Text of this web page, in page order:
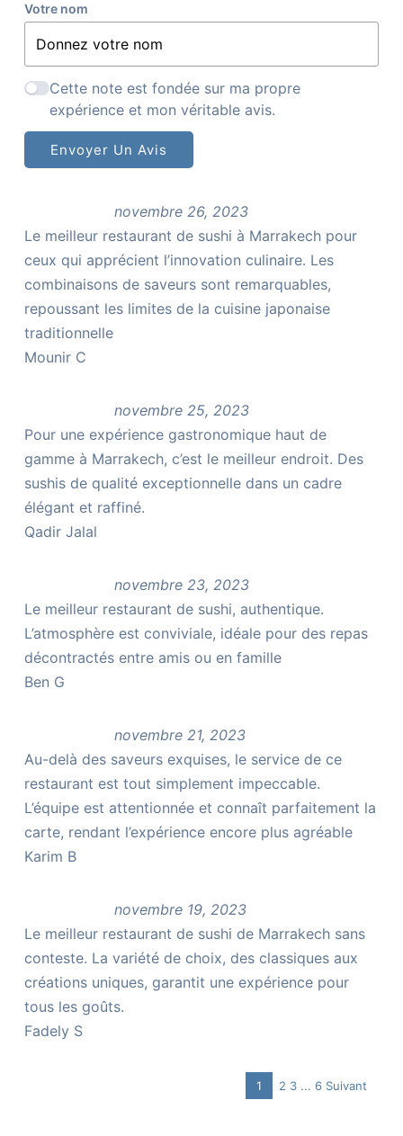
Votre nom
Cette note est fondée sur ma propre
expérience et mon véritable avis.
Envoyer Un Avis
novembre 26, 2023
Le meilleur restaurant de sushi à Marrakech pour
ceux qui apprécient l’innovation culinaire. Les
combinaisons de saveurs sont remarquables,
repoussant les limites de la cuisine japonaise
traditionnelle
Mounir C
novembre 25, 2023
Pour une expérience gastronomique haut de
gamme à Marrakech, c’est le meilleur endroit. Des
sushis de qualité exceptionnelle dans un cadre
élégant et raffiné.
Qadir Jalal
novembre 23, 2023
Le meilleur restaurant de sushi, authentique.
L’atmosphère est conviviale, idéale pour des repas
décontractés entre amis ou en famille
Ben G
novembre 21, 2023
Au-delà des saveurs exquises, le service de ce
restaurant est tout simplement impeccable.
L’équipe est attentionnée et connaît parfaitement la
carte, rendant l’expérience encore plus agréable
Karim B
novembre 19, 2023
Le meilleur restaurant de sushi de Marrakech sans
conteste. La variété de choix, des classiques aux
créations uniques, garantit une expérience pour
tous les goûts.
Fadely S
Navigation
Site
Page
1 Page
2 Page
3 ... Page
6 Suivant